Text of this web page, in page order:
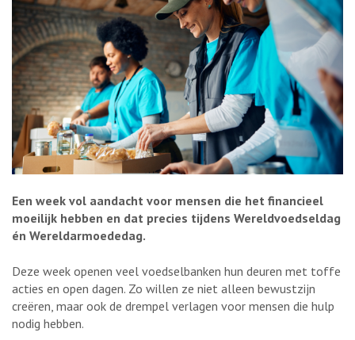
Een week vol aandacht voor mensen die het financieel
moeilijk hebben en dat precies tijdens Wereldvoedseldag
én Wereldarmoededag.
Deze week openen veel voedselbanken hun deuren met toffe
acties en open dagen. Zo willen ze niet alleen bewustzijn
creëren, maar ook de drempel verlagen voor mensen die hulp
nodig hebben.